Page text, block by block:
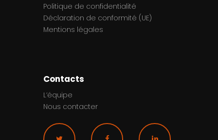
Politique de confidentialité
Déclaration de conformité (UE)
Mentions légales
Contacts
L’équipe
Nous contacter